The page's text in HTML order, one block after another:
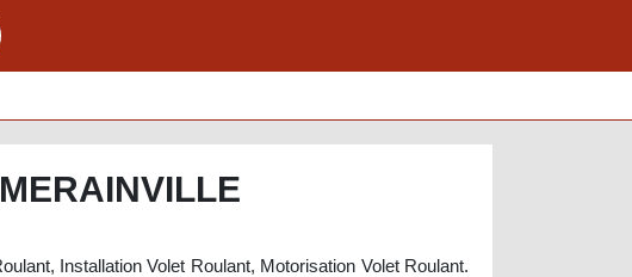
Installation Volet Roulant, Motorisation Volet Roulant.